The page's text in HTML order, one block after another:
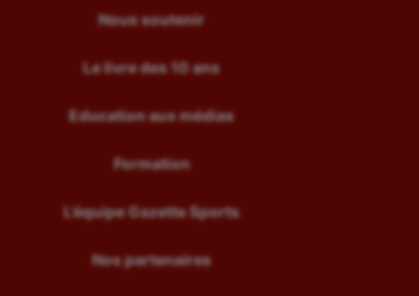
Nous soutenir
Le livre des 10 ans
Education aux médias
Formation
L’équipe Gazette Sports
Nos partenaires